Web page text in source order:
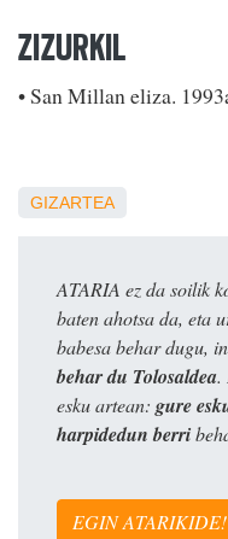
ZIZURKIL
• San Millan eliza.
GIZARTEA
ATARIA ez da soilik
baten ahotsa da, eta
babesa behar dugu,
behar du Tolosaldea.
esku artean: gure
harpidedun berri
EGIN ATARIKIDE!